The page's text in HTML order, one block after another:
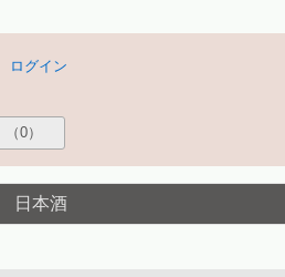
ログイン
（0）
日本酒